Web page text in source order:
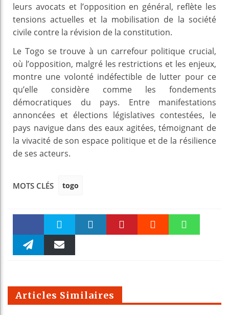
leurs avocats et l’opposition en général, reflète les
tensions actuelles et la mobilisation de la société
civile contre la révision de la constitution.
Le Togo se trouve à un carrefour politique crucial,
où l’opposition, malgré les restrictions et les enjeux,
montre une volonté indéfectible de lutter pour ce
qu’elle considère comme les fondements
démocratiques du pays. Entre manifestations
annoncées et élections législatives contestées, le
pays navigue dans des eaux agitées, témoignant de
la vivacité de son espace politique et de la résilience
de ses acteurs.
MOTS CLÉS togo
Faceboo Twitter
m
Articles Similaires